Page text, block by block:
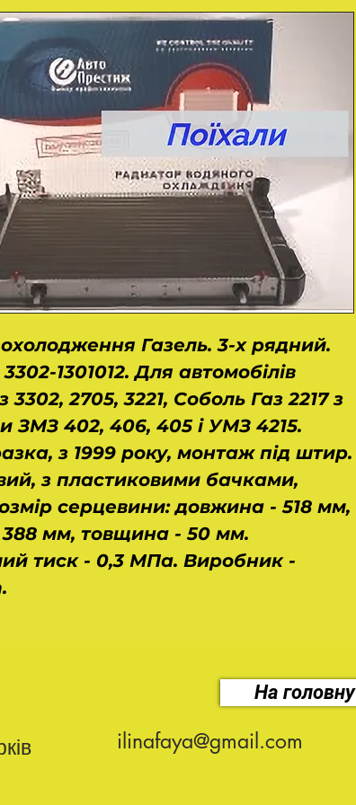
Газель. 3-х рядний.
1301012. Для автомобілів
3302, 2705, 3221, Соболь Газ 2217 з
ЗМЗ 402, 406, 405 і УМЗ 4215.
з 1999 року, монтаж під штир.
з пластиковими бачками,
серцевини: довжина - 518 мм,
мм, товщина - 50 мм.
тиск - 0,3 МПа. Виробник -
На головну
ilinafaya@gmail.com